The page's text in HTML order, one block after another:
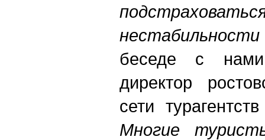
беседе с
директор
сети
Многие